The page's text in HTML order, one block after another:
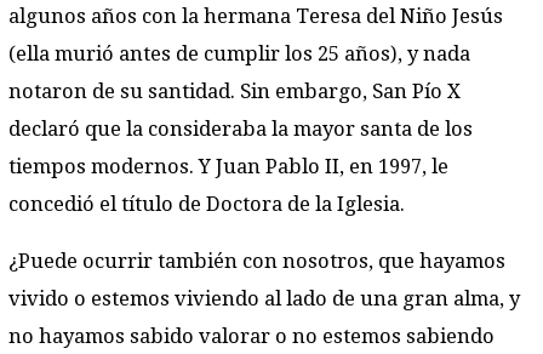
algunos años con la hermana Teresa del Niño Jesús
(ella murió antes de cumplir los 25 años), y nada
notaron de su santidad. Sin embargo, San Pío X
declaró que la consideraba la mayor santa de los
tiempos modernos. Y Juan Pablo II, en 1997, le
concedió el título de Doctora de la Iglesia.
¿Puede ocurrir también con nosotros, que hayamos
vivido o estemos viviendo al lado de una gran alma, y
no hayamos sabido valorar o no estemos sabiendo